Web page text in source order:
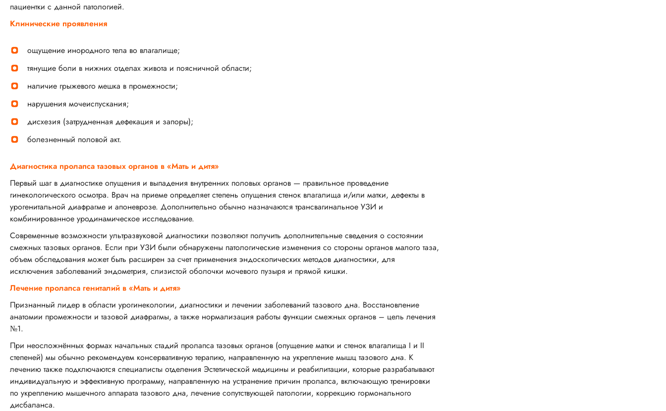
пациентки с данной патологией.
Клинические проявления
ощущение инородного тела во влагалище;
тянущие боли в нижних отделах живота и поясничной области;
наличие грыжевого мешка в промежности;
нарушения мочеиспускания;
дисхезия (затрудненная дефекация и запоры);
болезненный половой акт.
Диагностика пролапса тазовых органов в «Мать и дитя»
Первый шаг в диагностике опущения и выпадения внутренних половых органов — правильное проведение
гинекологического осмотра. Врач на приеме определяет степень опущения стенок влагалища и/или матки, дефекты в
урогенитальной диафрагме и апоневрозе. Дополнительно обычно назначаются трансвагинальное УЗИ и
комбинированное уродинамическое исследование.
Современные возможности ультразвуковой диагностики позволяют получить дополнительные сведения о состоянии
смежных тазовых органов. Если при УЗИ были обнаружены патологические изменения со стороны органов малого таза,
объем обследования может быть расширен за счет применения эндоскопических методов диагностики, для
исключения заболеваний эндометрия, слизистой оболочки мочевого пузыря и прямой кишки.
Лечение пролапса гениталий в «Мать и дитя»
Признанный лидер в области урогинекологии, диагностики и лечении заболеваний тазового дна. Восстановление
анатомии промежности и тазовой диафрагмы, а также нормализация работы функции смежных органов – цель лечения
№1.
При неосложнённых формах начальных стадий пролапса тазовых органов (опущение матки и стенок влагалища I и II
степеней) мы обычно рекомендуем консервативную терапию, направленную на укрепление мышц тазового дна. К
лечению также подключаются специалисты отделения Эстетической медицины и реабилитации, которые разрабатывают
индивидуальную и эффективную программу, направленную на устранение причин пролапса, включающую тренировки
по укреплению мышечного аппарата тазового дна, лечение сопутствующей патологии, коррекцию гормонального
дисбаланса.